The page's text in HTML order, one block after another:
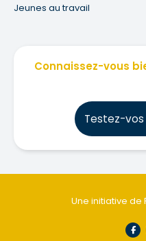
Jeunes au travail
Connaissez-vous
Testez-vos
Une initiative de